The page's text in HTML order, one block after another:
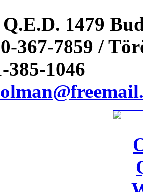
1479
367-7859 /
385-1046